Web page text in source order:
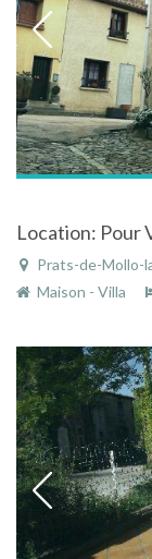
Prats-de-Mollo-la-Preste
Maison - Villa